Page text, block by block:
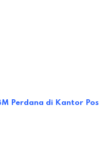
Perdana di Kantor Pos